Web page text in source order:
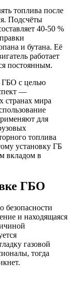
топлива после
Подсчёты
40-50 %
и бутана. Её
работает
постоянным.
ГБО с целью
—
странах мира
для
топлива
установку ГБ
вкладом в
ГБО
безопасности
и находящаяся
газовой
тогда